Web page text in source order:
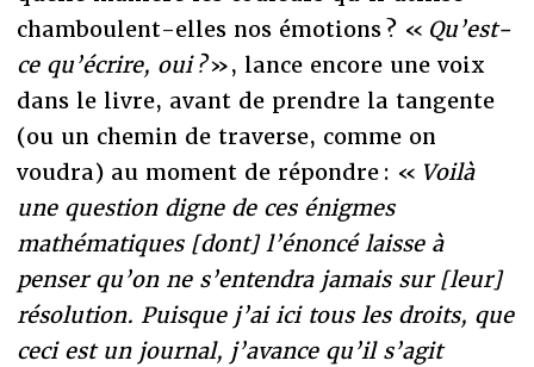
chamboulent-elles nos émotions ? « Qu’est-
ce qu’écrire, oui ?», lance encore une voix
dans le livre, avant de prendre la tangente
(ou un chemin de traverse, comme on
voudra) au moment de répondre : « Voilà
une question digne de ces énigmes
mathématiques [dont] l’énoncé laisse à
penser qu’on ne s’entendra jamais sur [leur]
résolution. Puisque j’ai ici tous les droits, que
ceci est un journal, j’avance qu’il s’agit